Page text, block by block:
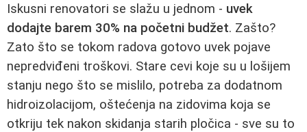
Iskusni renovatori se slažu u jednom - uvek
dodajte barem 30% na početni budžet. Zašto?
Zato što se tokom radova gotovo uvek pojave
nepredviđeni troškovi. Stare cevi koje su u lošijem
stanju nego što se mislilo, potreba za dodatnom
hidroizolacijom, oštećenja na zidovima koja se
otkriju tek nakon skidanja starih pločica - sve su to